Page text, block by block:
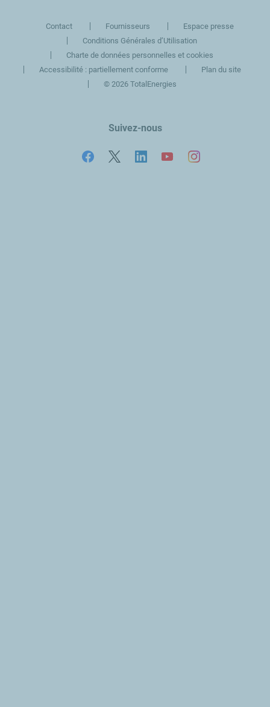
Contact Fournisseurs
Espace presse
Conditions Générales d’Utilisation
Charte de données personnelles et cookies
Accessibilité : partiellement conforme
Plan du site
©2026 TotalEnergies
Suivez-nous